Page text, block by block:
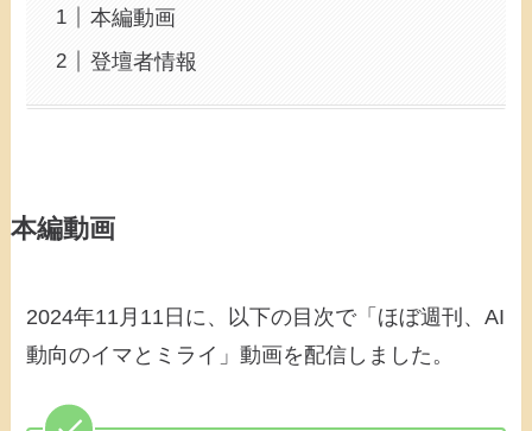
本編動画
登壇者情報
本編動画
2024年11月11日に、以下の目次で「ほぼ週刊、AI
動向のイマとミライ」動画を配信しました。